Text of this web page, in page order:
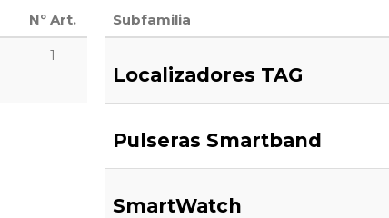
Nº Art.
1
Subfamilia
Localizadores TAG
Pulseras Smartband
SmartWatch